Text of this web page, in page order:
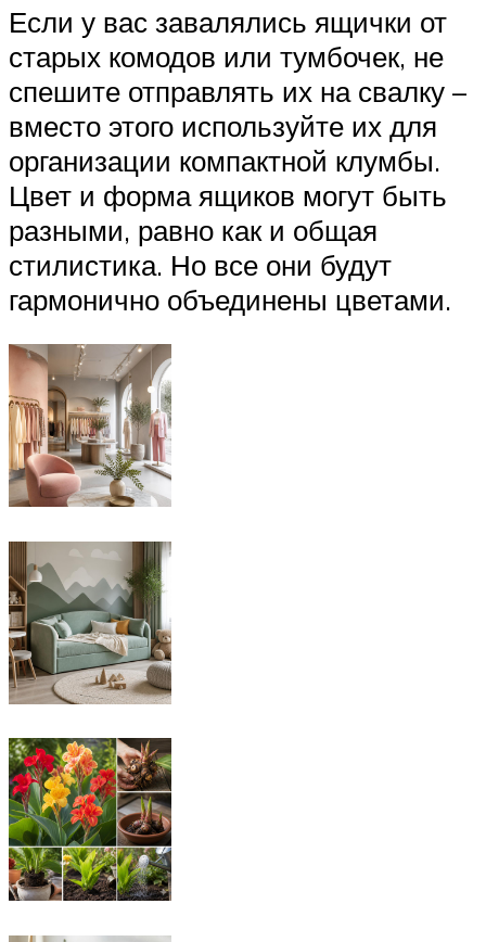
Если у вас завалялись ящички от
старых комодов или тумбочек, не
спешите отправлять их на свалку –
вместо этого используйте их для
организации компактной клумбы.
Цвет и форма ящиков могут быть
разными, равно как и общая
стилистика. Но все они будут
гармонично объединены цветами.